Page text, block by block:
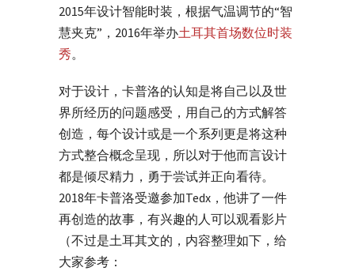
2015年设计智能时装，根据气温调节的“智
慧夹克”，2016年举办土耳其首场数位时装
秀。
对于设计，卡普洛的认知是将自己以及世
界所经历的问题感受，用自己的方式解答
创造，每个设计或是一个系列更是将这种
方式整合概念呈现，所以对于他而言设计
都是倾尽精力，勇于尝试并正向看待。
2018年卡普洛受邀参加Tedx，他讲了一件
再创造的故事，有兴趣的人可以观看影片
（不过是土耳其文的，内容整理如下，给
大家参考：